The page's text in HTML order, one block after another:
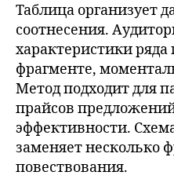
Таблица организует
соотнесения.
характеристики
фрагменте,
Метод подходит для
прайсов
эффективности.
заменяет несколько
повествования.